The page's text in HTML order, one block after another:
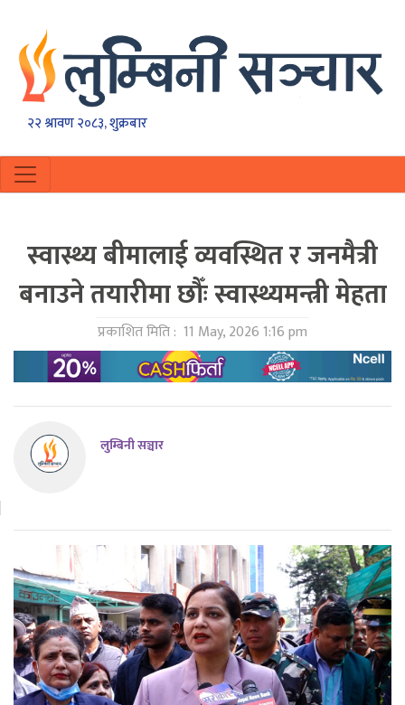
२२ श्रावण २०८३, शुक्रबार
स्वास्थ्य बीमालाई व्यवस्थित र जनमैत्री
बनाउने तयारीमा छौँः स्वास्थ्यमन्त्री मेहता
प्रकाशित मिति : 11 May, 2026 1:16 pm
लुम्बिनी सञ्चार